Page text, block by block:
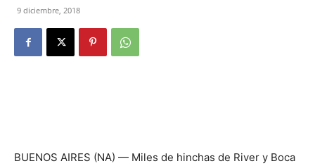
9 diciembre, 2018
BUENOS AIRES (NA) — Miles de hinchas de River y Boca